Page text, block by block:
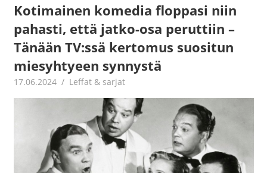
Kotimainen komedia floppasi niin
pahasti, että jatko-osa peruttiin –
Tänään TV:ssä kertomus suositun
miesyhtyeen synnystä
17.06.2024 Jouni Hirn
Leffat & sarjat